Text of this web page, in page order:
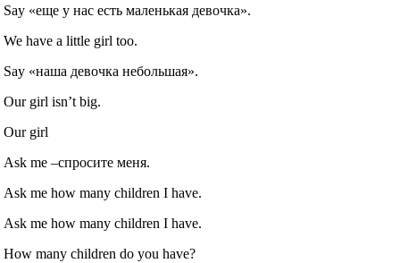
Say «еще у нас есть маленькая девочка».
We have a little girl too.
Say «наша девочка небольшая».
Our girl isn’t big.
Our girl
Ask me –спросите меня.
Ask me how many children I have.
Ask me how many children I have.
How many children do you have?